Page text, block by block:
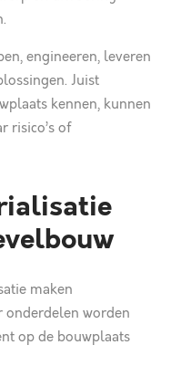
engineeren, leveren
Juist
kennen, kunnen
risico’s of
maken
onderdelen worden
op de bouwplaats